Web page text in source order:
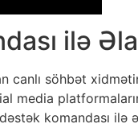
ilə
canlı söhbət
media
komandası ilə